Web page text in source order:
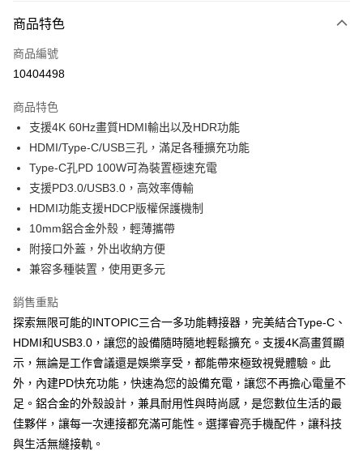
LINE Pay
Apple Pay
悠遊付
ATM付款
運送方式
全家取貨付款
每筆NT$65，滿NT$690(含以上)免運費
付款後全家取貨
7-11取貨付款
每筆NT$65，滿NT$690(含以上)免運費
付款後7-11取貨
每筆NT$65，滿NT$690(含以上)免運費
宅配
每筆NT$100，滿NT$990(含以上)免運費
商品特色
商品編號
10404498
商品特色
支援4K 60Hz畫質HDMI輸出以及HDR功能
HDMI/Type-C/USB三孔，滿足各種擴充功能
Type-C孔PD 100W可為裝置極速充電
支援PD3.0/USB3.0，高效率傳輸
HDMI功能支援HDCP版權保護機制
10mm鋁合金外殼，輕薄攜帶
附接口外蓋，外出收納方便
兼容多種裝置，使用更多元
銷售重點
探索無限可能的INTOPIC三合一多功能轉接器，完美結合Type-C、
HDMI和USB3.0，讓您的設備隨時隨地輕鬆擴充。支援4K高畫質顯
示，無論是工作會議還是娛樂享受，都能帶來極致視覺體驗。此
外，內建PD快充功能，快速為您的設備充電，讓您不再擔心電量不
足。鋁合金的外殼設計，兼具耐用性與時尚感，是您數位生活的最
佳夥伴，讓每一次連接都充滿可能性。選擇睿亮手機配件，讓科技
與生活無縫接軌。